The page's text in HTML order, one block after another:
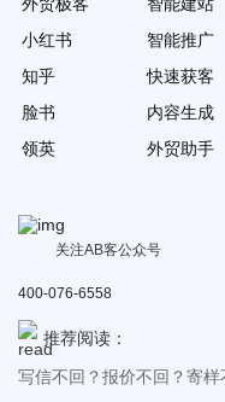
小红书
知乎
脸书
领英
智能推广
快速获客
内容生成
外贸助手
关注AB客公众号
400-076-6558
推荐阅读：
写信不回？报价不回？寄